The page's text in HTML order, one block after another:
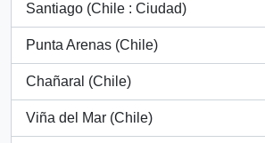
Santiago (Chile : Ciudad)
, 2 resultados
Punta Arenas (Chile)
, 1 resultados
Chañaral (Chile)
, 1 resultados
Viña del Mar (Chile)
, 1 resultados